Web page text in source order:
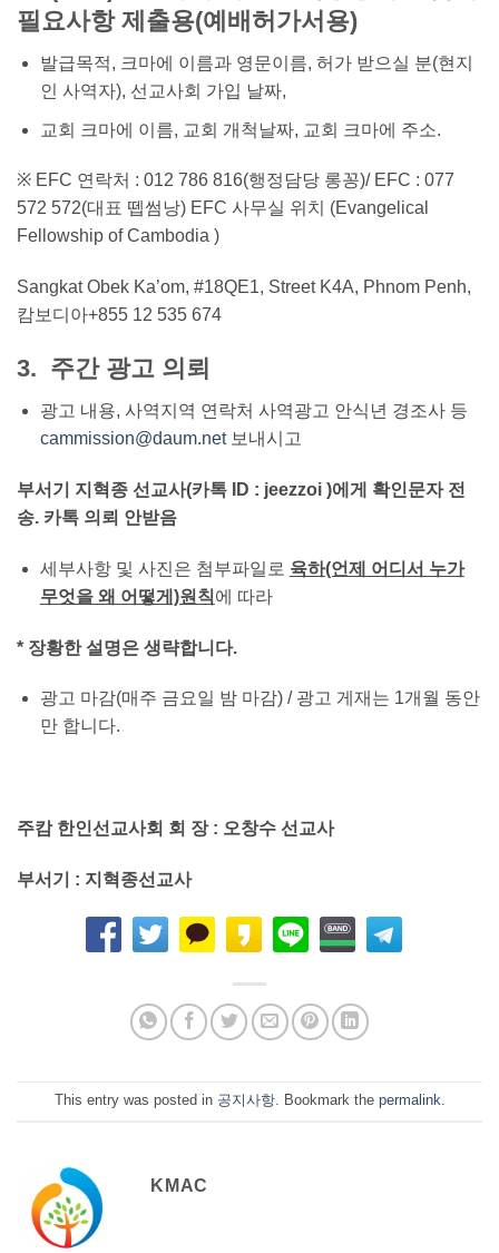
필요사항 제출용(예배허가서용)
발급목적, 크마에 이름과 영문이름, 허가 받으실 분(현지
인 사역자), 선교사회 가입 날짜,
교회 크마에 이름, 교회 개척날짜, 교회 크마에 주소.
※ EFC 연락처 : 012 786 816(행정담당 롱꽁)/ EFC : 077
572 572(대표 뗍썸낭) EFC 사무실 위치 (Evangelical
Fellowship of Cambodia )
Sangkat Obek Ka’om, #18QE1, Street K4A, Phnom Penh,
캄보디아+855 12 535 674
3. 주간 광고 의뢰
광고 내용, 사역지역 연락처 사역광고 안식년 경조사 등
cammission@daum.net 보내시고
부서기 지혁종 선교사(카톡 ID : jeezzoi )에게 확인문자 전
송. 카톡 의뢰 안받음
세부사항 및 사진은 첨부파일로 육하(언제 어디서 누가
무엇을 왜 어떻게)원칙 에 따라
* 장황한 설명은 생략합니다.
광고 마감(매주 금요일 밤 마감) / 광고 게재는 1개월 동안
만 합니다.
주캄 한인선교사회 회 장 : 오창수 선교사
부서기 : 지혁종선교사
This entry was posted in 공지사항. Bookmark the permalink.
KMAC